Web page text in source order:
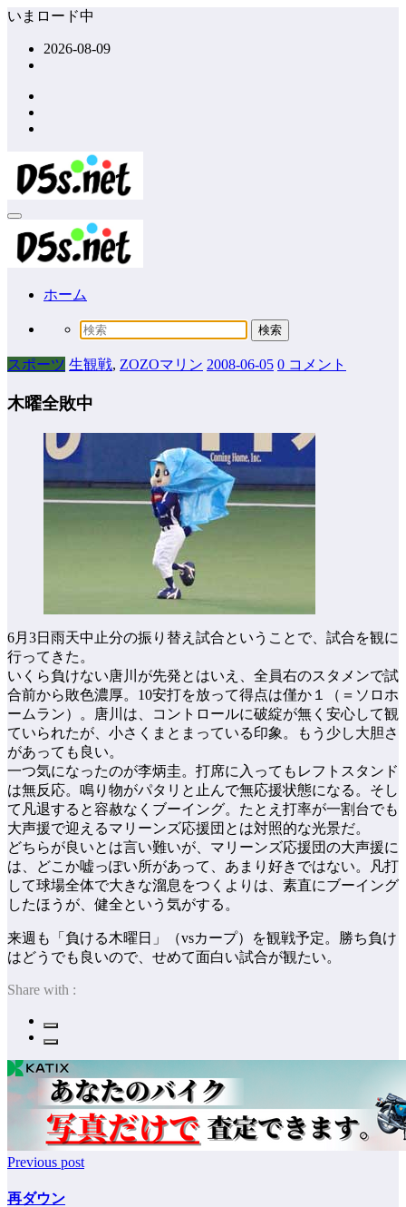
コ
ッ
プ
いまロード中
2026-08-09
ホーム
スポーツ 生観戦, ZOZOマリン 2008-06-05 0 コメント
木曜全敗中
6月3日雨天中止分の振り替え試合ということで、試合を観に
行ってきた。
いくら負けない唐川が先発とはいえ、全員右のスタメンで試
合前から敗色濃厚。10安打を放って得点は僅か１（＝ソロホ
ームラン）。唐川は、コントロールに破綻が無く安心して観
ていられたが、小さくまとまっている印象。もう少し大胆さ
があっても良い。
一つ気になったのが李炳圭。打席に入ってもレフトスタンド
は無反応。鳴り物がパタリと止んで無応援状態になる。そし
て凡退すると容赦なくブーイング。たとえ打率が一割台でも
大声援で迎えるマリーンズ応援団とは対照的な光景だ。
どちらが良いとは言い難いが、マリーンズ応援団の大声援に
は、どこか嘘っぽい所があって、あまり好きではない。凡打
して球場全体で大きな溜息をつくよりは、素直にブーイング
したほうが、健全という気がする。
来週も「負ける木曜日」（vsカープ）を観戦予定。勝ち負け
はどうでも良いので、せめて面白い試合が観たい。
Share with :
Previous post
再ダウン